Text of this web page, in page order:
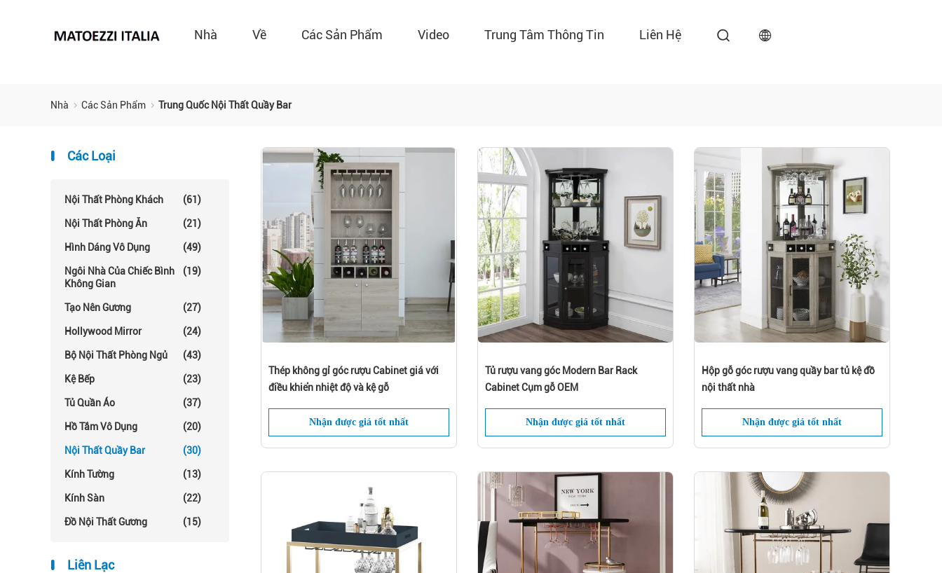
Nhà Về Các Sản Phẩm Video Trung Tâm Thông Tin Liên Hệ
Nhà Các Sản Phẩm Trung Quốc Nội Thất Quầy Bar
Các Loại
Nội Thất Phòng Khách (61)
Nội Thất Phòng Ăn (21)
Hình Dáng Vô Dụng (49)
Ngôi Nhà Của Chiếc Bình
Không Gian
(19)
Tạo Nên Gương (27)
Hollywood Mirror (24)
Bộ Nội Thất Phòng Ngủ (43)
Kệ Bếp (23)
Tủ Quần Áo (37)
Hồ Tắm Vô Dụng (20)
Nội Thất Quầy Bar (30)
Kính Tường (13)
Kính Sàn (22)
Đồ Nội Thất Gương (15)
Liên Lạc
Thép không gỉ góc rượu Cabinet giá với
điều khiển nhiệt độ và kệ gỗ
Nhận được giá tốt nhất
Tủ rượu vang góc Modern Bar Rack
Cabinet Cụm gỗ OEM
Nhận được giá tốt nhất
Hộp gỗ góc rượu vang quầy bar tủ kệ đồ
nội thất nhà
Nhận được giá tốt nhất